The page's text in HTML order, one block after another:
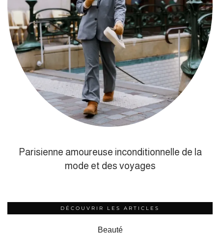
Parisienne amoureuse inconditionnelle de la
mode et des voyages
DÉCOUVRIR LES ARTICLES
Beauté